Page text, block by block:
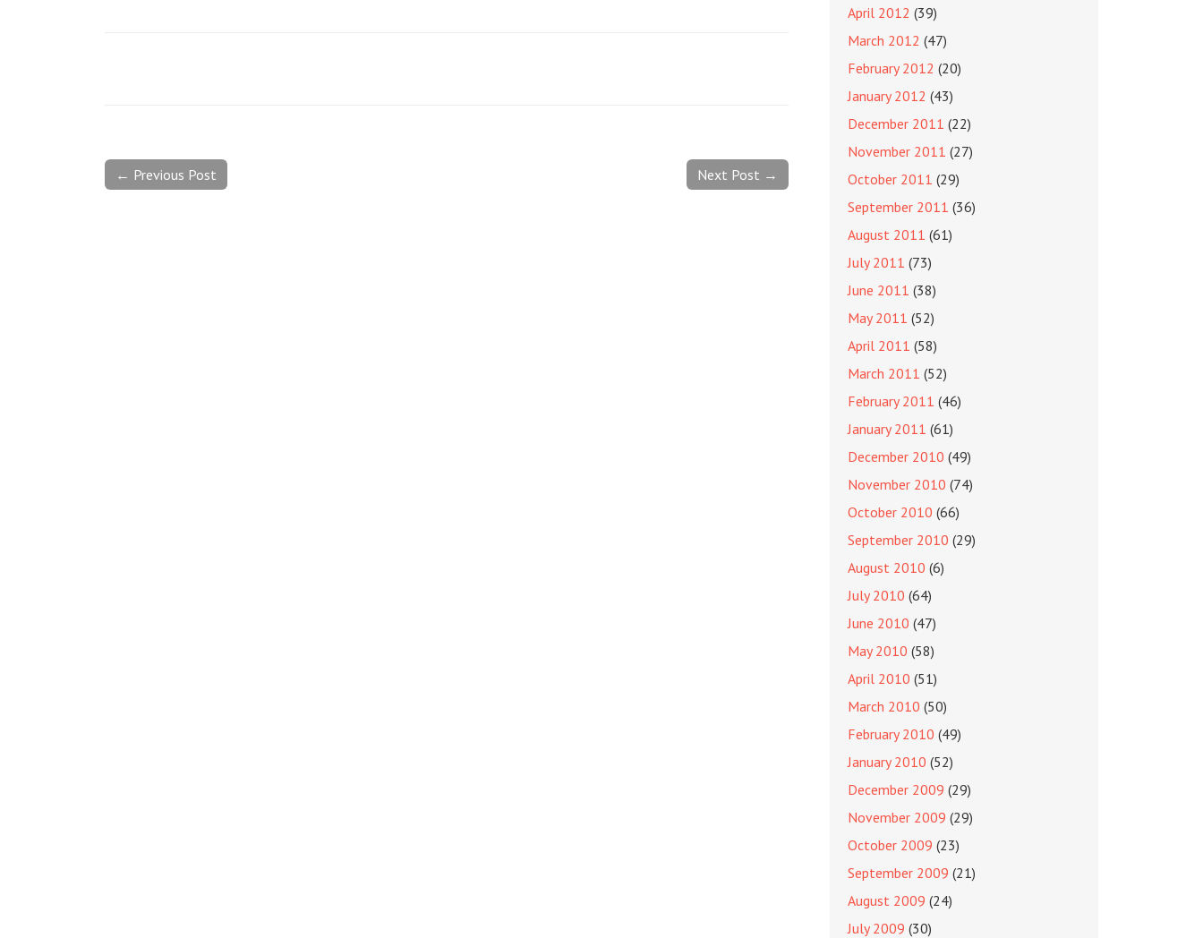
Next Post →
← Previous Post
April 2012 (39)
March 2012 (47)
February 2012 (20)
January 2012 (43)
December 2011 (22)
November 2011 (27)
October 2011 (29)
September 2011 (36)
August 2011 (61)
July 2011 (73)
June 2011 (38)
May 2011 (52)
April 2011 (58)
March 2011 (52)
February 2011 (46)
January 2011 (61)
December 2010 (49)
November 2010 (74)
October 2010 (66)
September 2010 (29)
August 2010 (6)
July 2010 (64)
June 2010 (47)
May 2010 (58)
April 2010 (51)
March 2010 (50)
February 2010 (49)
January 2010 (52)
December 2009 (29)
November 2009 (29)
October 2009 (23)
September 2009 (21)
August 2009 (24)
July 2009 (30)